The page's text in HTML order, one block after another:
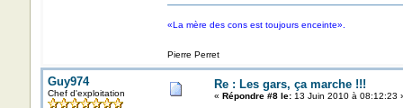
«La mère des cons est toujours enceinte».
Pierre Perret
Guy974
Chef d'exploitation
Re : Les gars, ça marche !!!
« Répondre #8 le:13 Juin 2010 à 08:12:23